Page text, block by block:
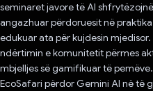
seminaret javore të AI
angazhuar përdoruesit në
edukuar ata për kujdesin
ndërtimin e komunitetit përmes
mbjelljes së gamifikuar të pemëve.
EcoSafari përdor Gemini AI në të